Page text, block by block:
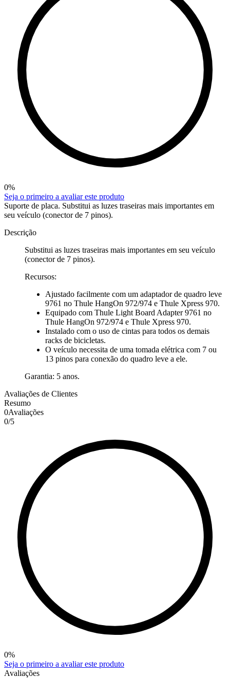
0%
Seja o primeiro a avaliar este produto
Suporte de placa. Substitui as luzes traseiras mais importantes em
seu veículo (conector de 7 pinos).
Descrição
Substitui as luzes traseiras mais importantes em seu veículo
(conector de 7 pinos).
Recursos:
Ajustado facilmente com um adaptador de quadro leve
9761 no Thule HangOn 972/974 e Thule Xpress 970.
Equipado com Thule Light Board Adapter 9761 no
Thule HangOn 972/974 e Thule Xpress 970.
Instalado com o uso de cintas para todos os demais
racks de bicicletas.
O veículo necessita de uma tomada elétrica com 7 ou
13 pinos para conexão do quadro leve a ele.
Garantia: 5 anos.
Avaliações de Clientes
Resumo
0Avaliações
0/5
0%
Seja o primeiro a avaliar este produto
Avaliações